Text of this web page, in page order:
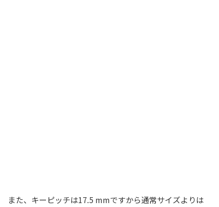
また、キーピッチは17.5 mmですから通常サイズよりは